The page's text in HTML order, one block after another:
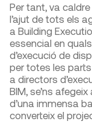
Per tant, va
l’ajut de tots els
a Building
essencial en
d’execució de
per totes les
a directors
BIM, se’ns
d’una immensa
converteix el